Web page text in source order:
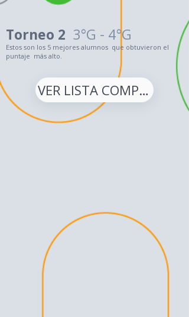
Torneo 2 3°G - 4°G
Estos son los 5 mejores alumnos que obtuvieron el
puntaje más alto.
VER LISTA COMPLETA